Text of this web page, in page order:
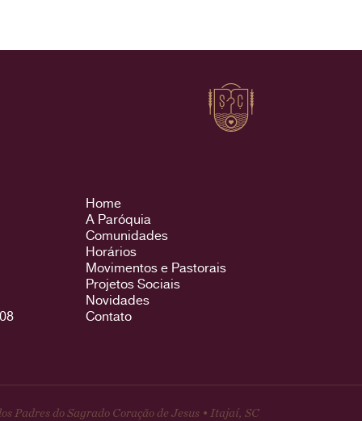
Home
A Paróquia
Comunidades
Horários
Movimentos e Pastorais
Projetos Sociais
Novidades
Contato
Padres do Sagrado Coração de Jesus • Itajaí, SC